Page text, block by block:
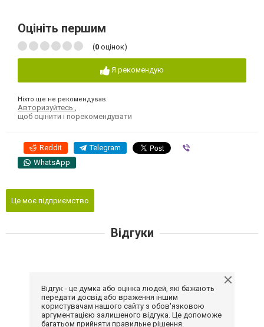
Оцініть першим
(0 оцінок)
Я рекомендую
Ніхто ще не рекомендував
Авторизуйтесь
щоб оцінити і порекомендувати
Reddit Telegram
WhatsApp
Це моє підприємство
Відгуки
Відгук - це думка або оцінка людей, які бажають
передати досвід або враження іншим
користувачам нашого сайту з обов'язковою
аргументацією залишеного відгука. Це допоможе
багатьом прийняти правильне рішення.